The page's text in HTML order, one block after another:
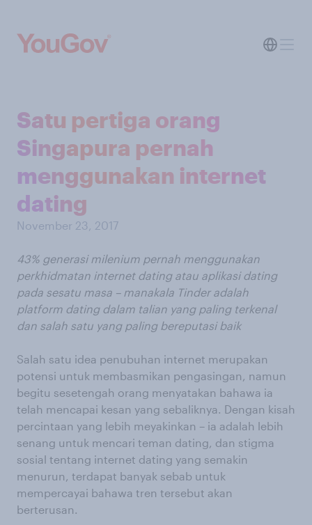
Satu pertiga orang
Singapura pernah
menggunakan internet
dating
November 23, 2017
43% generasi milenium pernah menggunakan
perkhidmatan internet dating atau aplikasi dating
pada sesatu masa – manakala Tinder adalah
platform dating dalam talian yang paling terkenal
dan salah satu yang paling bereputasi baik
Salah satu idea penubuhan internet merupakan
potensi untuk membasmikan pengasingan, namun
begitu sesetengah orang menyatakan bahawa ia
telah mencapai kesan yang sebaliknya. Dengan kisah
percintaan yang lebih meyakinkan – ia adalah lebih
senang untuk mencari teman dating, dan stigma
sosial tentang internet dating yang semakin
menurun, terdapat banyak sebab untuk
mempercayai bahawa tren tersebut akan
berterusan.